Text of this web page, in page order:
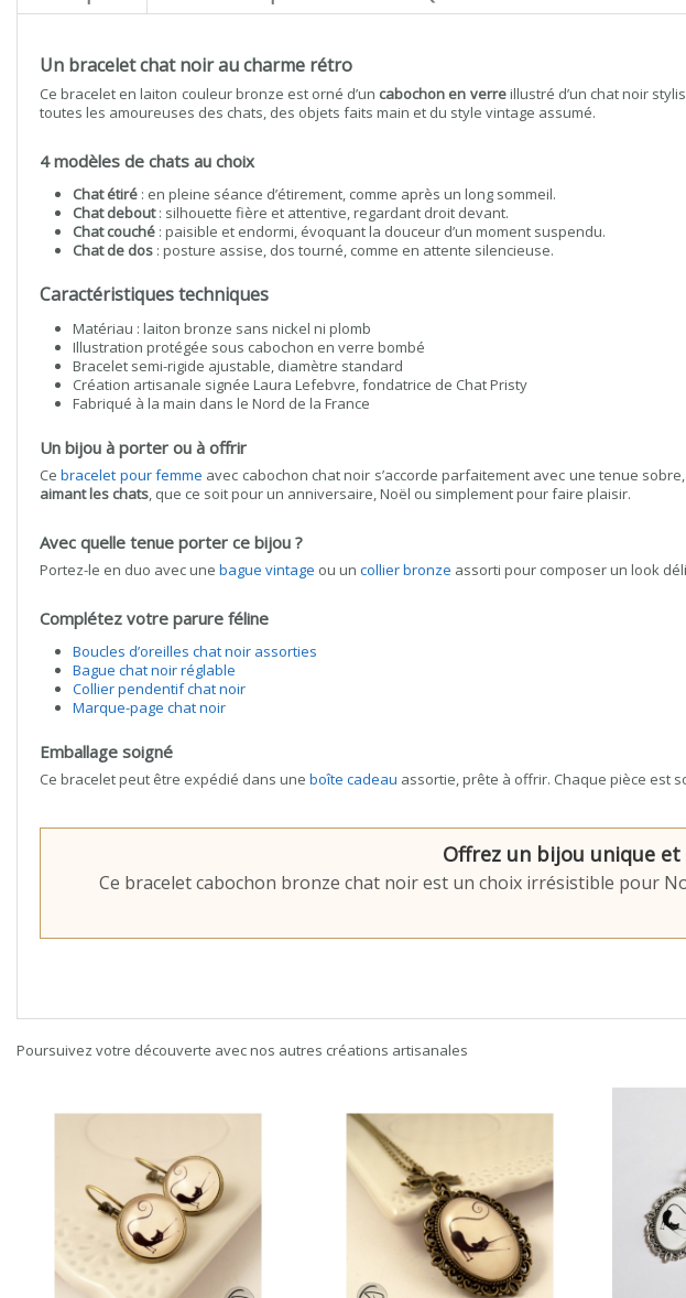
Un bracelet chat noir au charme rétro
Ce bracelet en laiton couleur bronze est orné d’un cabochon en verreillustré d’un chat noir
toutes les amoureuses des chats, des objets faits main et du style vintage assumé.
4 modèles de chats au choix
Chat étiré : en pleine séance d’étirement, comme après un long sommeil.
Chat debout: silhouette fière et attentive, regardant droit devant.
Chat couché : paisible et endormi, évoquant la douceur d’un moment suspendu.
Chat de dos : posture assise, dos tourné, comme en attente silencieuse.
Caractéristiques techniques
Matériau : laiton bronze sans nickel ni plomb
Illustration protégée sous cabochon en verre bombé
Bracelet semi-rigide ajustable, diamètre standard
Création artisanale signée Laura Lefebvre, fondatrice de Chat Pristy
Fabriqué à la main dans le Nord de la France
Un bijou à porter ou à offrir
Cebracelet pour femme avec cabochon chat noir s’accorde parfaitement avec une tenue
aimant les chats, que ce soit pour un anniversaire, Noël ou simplement pour faire plaisir.
Avec quelle tenue porter ce bijou ?
Portez-le en duo avec une bague vintage ou un collier bronze assorti pour composer un look
Complétez votre parure féline
Boucles d’oreilles chat noir assorties
Bague chat noir réglable
Collier pendentif chat noir
Marque-page chat noir
Emballage soigné
Ce bracelet peut être expédié dans une boîte cadeau assortie, prête à offrir. Chaque pièce est
Offrez un bijou unique
Ce bracelet cabochon bronze chat noir est un choix irrésistible pour
Poursuivez votre découverte avec nos autres créations artisanales